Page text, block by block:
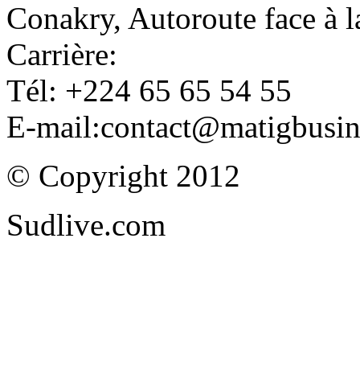
Conakry, Autoroute face à
Carrière:
Tél: +224 65 65 54 55
E-
© Copyright 2012
Sudlive.com